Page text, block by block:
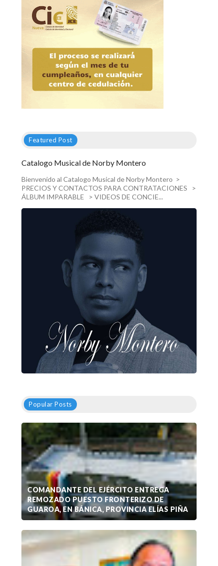
Featured Post
Catalogo Musical de Norby Montero
Bienvenido al Catalogo Musical de Norby Montero >
PRECIOS Y CONTACTOS PARA CONTRATACIONES >
ÁLBUM IMPARABLE > VIDEOS DE CONCIE...
Popular Posts
COMANDANTE DEL EJÉRCITO ENTREGA
REMOZADO PUESTO FRONTERIZO DE
GUAROA, EN BÁNICA, PROVINCIA ELÍAS PIÑA